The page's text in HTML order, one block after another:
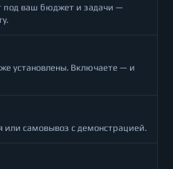
ваш бюджет и задачи —
установлены. Включаете — и
или самовывоз с демонстрацией.